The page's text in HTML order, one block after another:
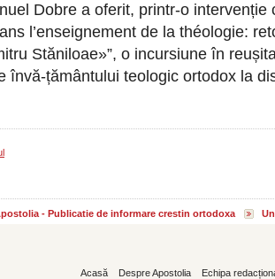
Dobre a oferit, printr-o intervenție
l’enseignement de la théologie:
Stăniloae»”, o incursiune în
învă-țământului teologic ortodox la
- Publicatie de informare crestin ortodoxa
Acasă Despre Apostolia Echipa